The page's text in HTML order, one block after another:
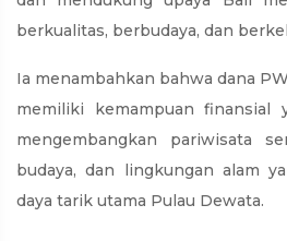
berkualitas, berbudaya, dan
Ia menambahkan bahwa dana
memiliki kemampuan finansial
mengembangkan pariwisata
budaya, dan lingkungan alam
daya tarik utama Pulau Dewata.